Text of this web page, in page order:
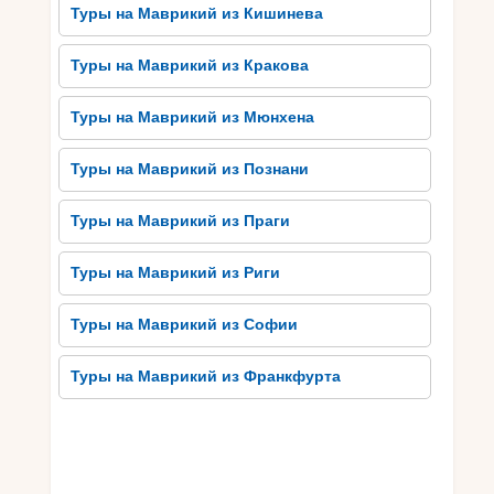
Айленд с его прекрасным коралловым рифом.
на Маврикии непременно оставят
острове.
История Маврикия и его
культурное наследие
История Маврикия и его культурное наследие
имеют глубокие корни, уходящие далеко в
феникийцами, а затем подчинялся
году остров был захвачен Великобританией и
Туры на Маврикий из Кишинева
Туры на Маврикий из Кракова
Туры на Маврикий из Мюнхена
Туры на Маврикий из Познани
Туры на Маврикий из Праги
Туры на Маврикий из Риги
Туры на Маврикий из Софии
Туры на Маврикий из Франкфурта